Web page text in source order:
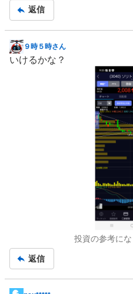
事
返信
掲
示
９時５時さん
いけるかな？
投資の参考に
返信